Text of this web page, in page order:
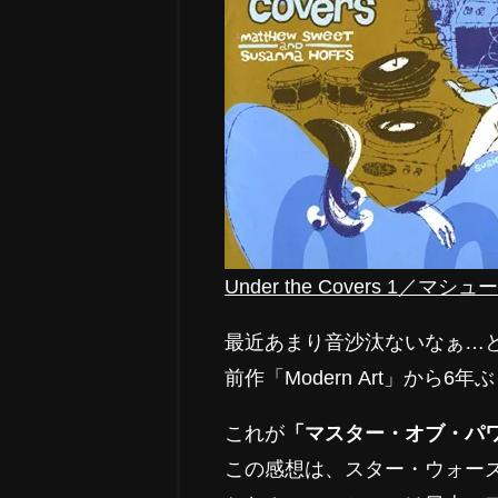
Under the Covers 1／マシュ
最近あまり音沙汰ないなぁ…
前作「Modern Art」から6年
これが 「マスター・オブ・
この感想は、スター・ウォー